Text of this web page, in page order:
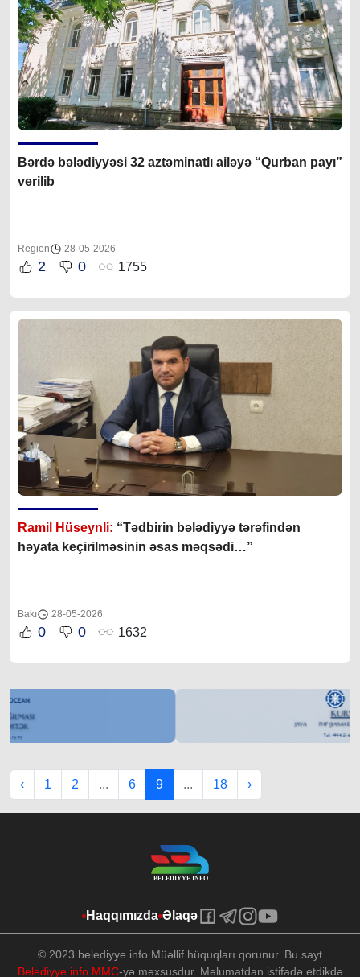
Bərdə bələdiyyəsi 32 aztəminatlı ailəyə “Qurban payı”
verilib
Region 28-05-2026
2 0 1755
Ramil Hüseynli: “Tədbirin bələdiyyə tərəfindən
həyata keçirilməsinin əsas məqsədi…”
Bakı 28-05-2026
0 0 1632
‹ 1 2 ... 6 9 ... 18 ›
Haqqımızda Əlaqə
© 2023 belediyye.info Müəllif hüquqları qorunur. Bu sayt
Belediyye.info MMC-yə məxsusdur. Məlumatdan istifadə etdikdə